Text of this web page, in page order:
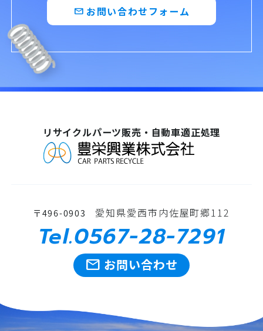
mail お問い合わせフォーム
リサイクルパーツ販売・自動車適正処理
〒496-0903 愛知県愛西市内佐屋町郷112
Tel.0567-28-7291
mail お問い合わせ